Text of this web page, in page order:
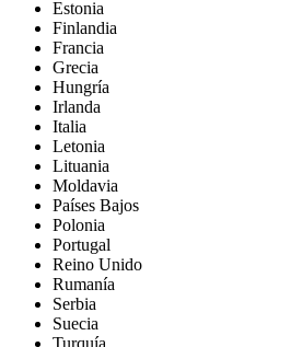
Estonia
Finlandia
Francia
Grecia
Hungría
Irlanda
Italia
Letonia
Lituania
Moldavia
Países Bajos
Polonia
Portugal
Reino Unido
Rumanía
Serbia
Suecia
Turquía